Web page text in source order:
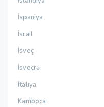
İspaniya
İsrail
İsveç
İsveçrə
İtaliya
Kamboca